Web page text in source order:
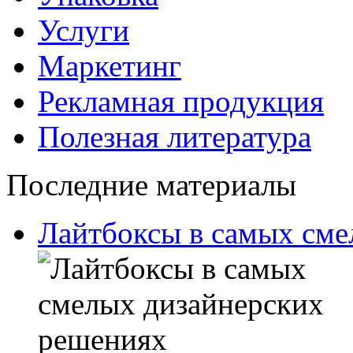
Услуги
Маркетинг
Рекламная продукция
Полезная литература
Последние материалы
Лайтбоксы в самых